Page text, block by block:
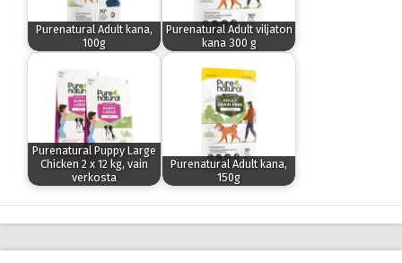
Purenatural Adult kana,
100g
Purenatural Adult viljaton
kana 300 g
Purenatural Puppy Large
Chicken 2 x 12 kg, vain
verkosta
Purenatural Adult kana,
150g